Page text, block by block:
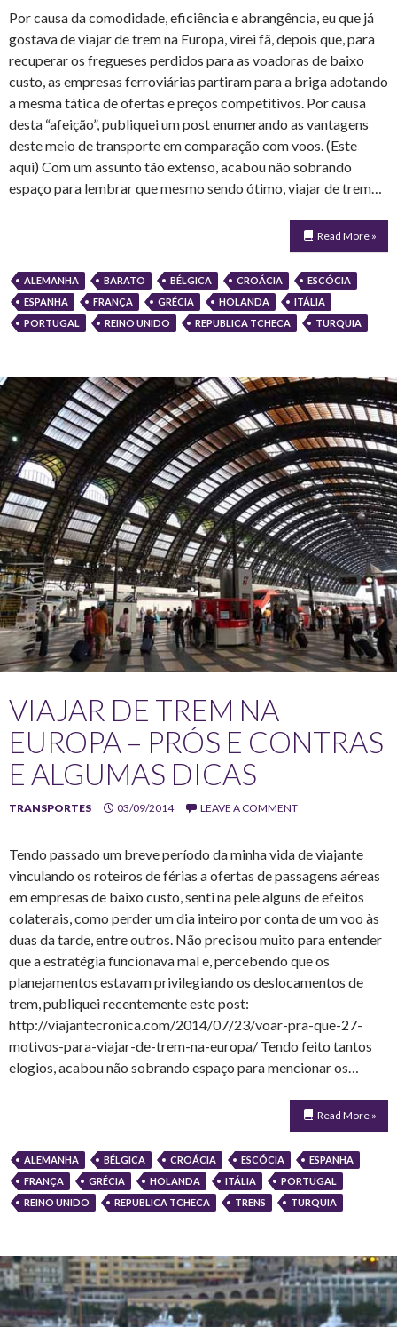
Por causa da comodidade, eficiência e abrangência, eu que já
gostava de viajar de trem na Europa, virei fã, depois que, para
recuperar os fregueses perdidos para as voadoras de baixo
custo, as empresas ferroviárias partiram para a briga adotando
a mesma tática de ofertas e preços competitivos. Por causa
desta “afeição”, publiquei um post enumerando as vantagens
deste meio de transporte em comparação com voos. (Este
aqui) Com um assunto tão extenso, acabou não sobrando
espaço para lembrar que mesmo sendo ótimo, viajar de trem…
Read More »
ALEMANHA BARATO BÉLGICA CROÁCIA
ESCÓCIA
ESPANHA
FRANÇA GRÉCIA HOLANDA
ITÁLIA
PORTUGAL
REINO UNIDO REPUBLICA TCHECA TURQUIA
VIAJAR DE TREM NA
EUROPA – PRÓS E CONTRAS
E ALGUMAS DICAS
TRANSPORTES 03/09/2014 LEAVE A COMMENT
Tendo passado um breve período da minha vida de viajante
vinculando os roteiros de férias a ofertas de passagens aéreas
em empresas de baixo custo, senti na pele alguns de efeitos
colaterais, como perder um dia inteiro por conta de um voo às
duas da tarde, entre outros. Não precisou muito para entender
que a estratégia funcionava mal e, percebendo que os
planejamentos estavam privilegiando os deslocamentos de
trem, publiquei recentemente este post:
http://viajantecronica.com/2014/07/23/voar-pra-que-27-
motivos-para-viajar-de-trem-na-europa/ Tendo feito tantos
elogios, acabou não sobrando espaço para mencionar os…
Read More »
ALEMANHA BÉLGICA CROÁCIA ESCÓCIA
ESPANHA
FRANÇA
GRÉCIA HOLANDA ITÁLIA
PORTUGAL
REINO UNIDO
REPUBLICA TCHECA TRENS TURQUIA